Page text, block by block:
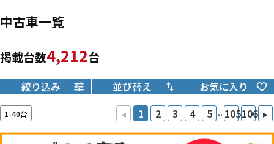
中古車一覧
掲載台数4,212台
絞り込み 並び替え お気に入り
1-40台 ◂ 1 2 3 4 5 .. 105106 ▸